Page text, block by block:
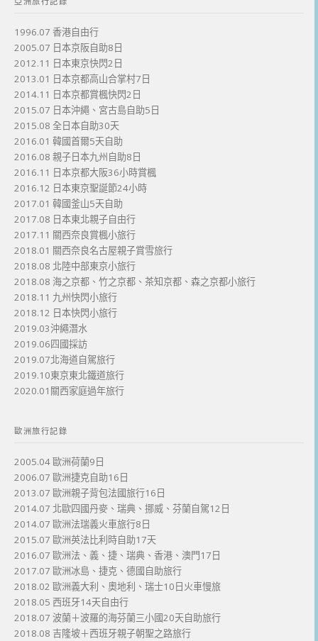
1996.07 香港自由行
2005.07 日本京阪自助8日
2012.11 日本東京快閃2日
2013.01 日本京都高山合掌村7日
2014.11 日本京都賞楓快閃2日
2015.07 日本沖繩、宮古島自助5日
2015.08 全日本自助30天
2016.01 韓國首爾5天自助
2016.08 親子日本九州自助8日
2016.11 日本京都大阪36小時賞楓
2016.12 日本東京聖誕節24小時
2017.01 韓國釜山5天自助
2017.08 日本東北親子自由行
2017.11 關西奈良賞楓小旅行
2018.01 關西奈良名古屋親子賞雪旅行
2018.08 北陸中部東京小旅行
2018.08 海之京都、竹之京都、茶知京都、森之京都小旅行
2018.11 九州快閃小旅行
2018.12 日本快閃小旅行
2019.03沖繩潛水
2019.06四國採訪
2019.07北海道自駕旅行
2019.10東京東北鐵道旅行
2020.01關西家庭過年旅行
歐洲旅行記錄
2005.04 歐洲荷蘭9日
2006.07 歐洲捷克自助16日
2013.07 歐洲親子背包法國旅行16日
2014.07 北歐四國丹麥、瑞典、挪威、芬蘭自駕12日
2014.07 歐洲法瑞義火車旅行8日
2015.07 歐洲英法比利時自助17天
2016.07 歐洲法、義、捷、瑞典、香港、澳門17日
2017.07 歐洲冰島、捷克、德國自助旅行
2018.02 歐洲義大利、奧地利、瑞士10日火車慢旅
2018.05 西班牙14天自由行
2018.07 波蘭＋波羅的海芬蘭三小國20天自助旅行
2018.08 吉隆坡＋西班牙親子朝聖之路旅行